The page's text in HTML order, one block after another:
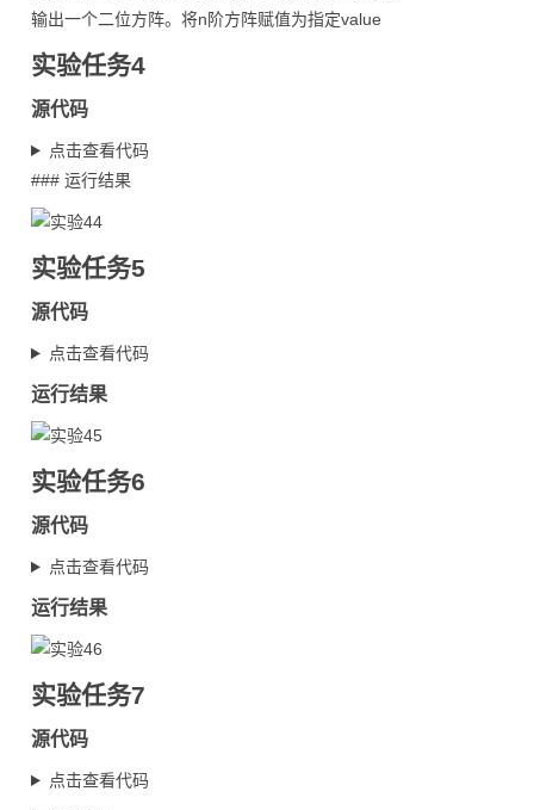
输出一个二位方阵。将n阶方阵赋值为指定value
实验任务4
源代码
点击查看代码
### 运行结果
实验任务5
源代码
点击查看代码
运行结果
实验任务6
源代码
点击查看代码
运行结果
实验任务7
源代码
点击查看代码